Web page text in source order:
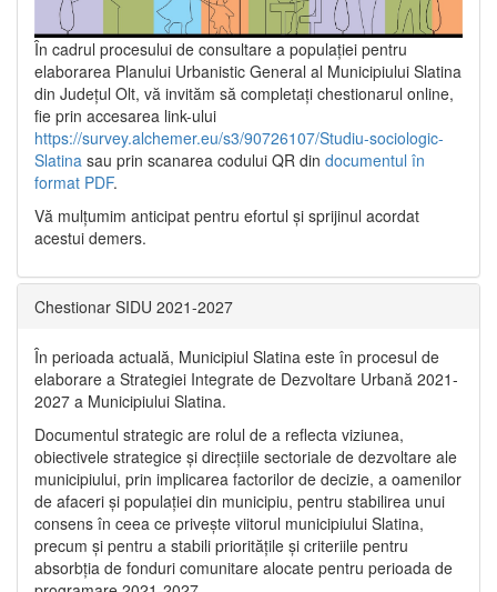
În cadrul procesului de consultare a populaţiei pentru
elaborarea Planului Urbanistic General al Municipiului Slatina
din Județul Olt, vă invităm să completați chestionarul online,
fie prin accesarea link-ului
https://survey.alchemer.eu/s3/90726107/Studiu-sociologic-
Slatina sau prin scanarea codului QR din documentul în
format PDF.
Vă mulţumim anticipat pentru efortul şi sprijinul acordat
acestui demers.
Chestionar SIDU 2021-2027
În perioada actuală, Municipiul Slatina este în procesul de
elaborare a Strategiei Integrate de Dezvoltare Urbană 2021‐
2027 a Municipiului Slatina.
Documentul strategic are rolul de a reflecta viziunea,
obiectivele strategice și direcțiile sectoriale de dezvoltare ale
municipiului, prin implicarea factorilor de decizie, a oamenilor
de afaceri și populației din municipiu, pentru stabilirea unui
consens în ceea ce privește viitorul municipiului Slatina,
precum și pentru a stabili prioritățile și criteriile pentru
absorbția de fonduri comunitare alocate pentru perioada de